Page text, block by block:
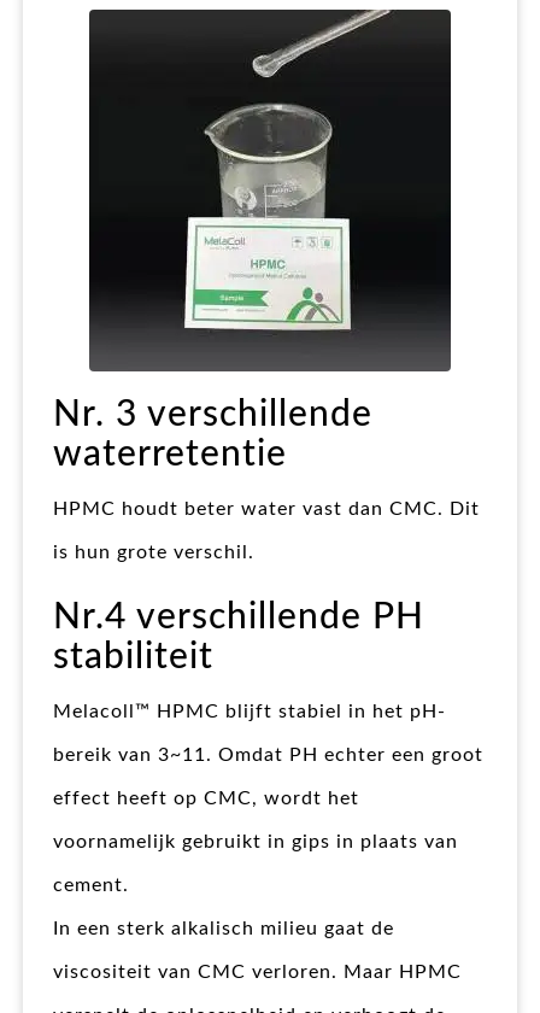
Nr. 3 verschillende
waterretentie
HPMC houdt beter water vast dan CMC. Dit
is hun grote verschil.
Nr.4 verschillende PH
stabiliteit
Melacoll™ HPMC blijft stabiel in het pH-
bereik van 3~11. Omdat PH echter een groot
effect heeft op CMC, wordt het
voornamelijk gebruikt in gips in plaats van
cement.
In een sterk alkalisch milieu gaat de
viscositeit van CMC verloren. Maar HPMC